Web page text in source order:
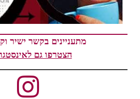
מתעניינים בקשר ישיר
הצטרפו גם